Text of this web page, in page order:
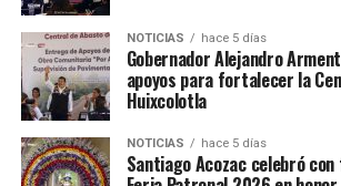
NOTICIAS hace 5 días
Gobernador Alejandro
apoyos para fortalecer la
Huixcolotla
NOTICIAS hace 5 días
Santiago Acozac celebró